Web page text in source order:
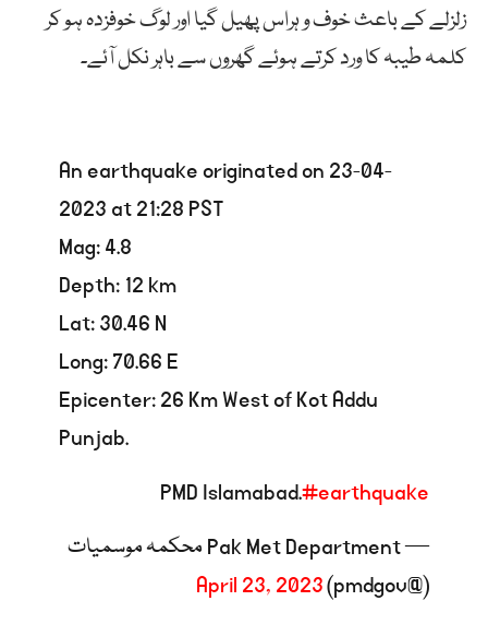
زلزلے کے باعث خوف و ہراس پھیل گیا اور لوگ خوفزدہ ہو کر
کلمہ طیبہ کا ورد کرتے ہوئے گھروں سے باہر نکل آئے۔
An earthquake originated on 23-04-
2023 at 21:28 PST
Mag: 4.8
Depth: 12 km
Lat: 30.46 N
Long: 70.66 E
Epicenter: 26 Km West of Kot Addu
Punjab.
PMD Islamabad.#earthquake
— Pak Met Department محکمہ موسمیات
(@pmdgov)
April 23, 2023